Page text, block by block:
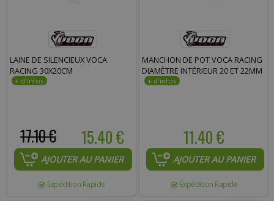
LAINE DE SILENCIEUX VOCA
RACING 30X20CM
15.40 €
17.10 €
AJOUTER AU PANIER
Expédition Rapide
MANCHON DE POT VOCA RACING
DIAMÈTRE INTÉRIEUR 20 ET 22MM
11.40 €
AJOUTER AU PANIER
Expédition Rapide